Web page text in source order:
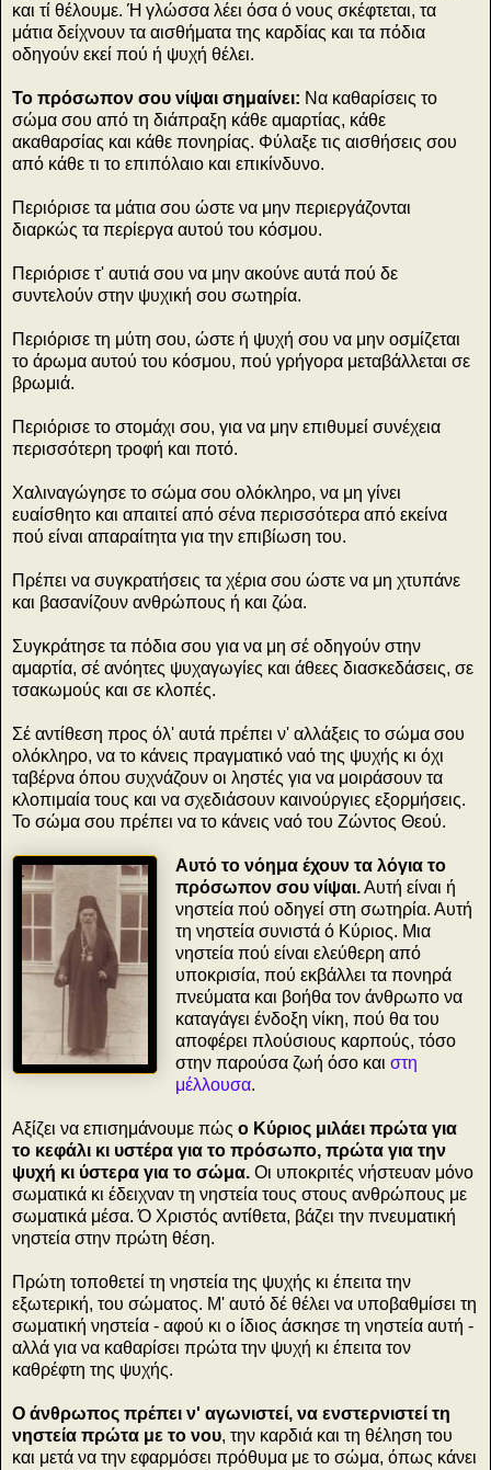
και τί θέλουμε. Ή γλώσσα λέει όσα ό νους σκέφτεται, τα
μάτια δείχνουν τα αισθήματα της καρδίας και τα πόδια
οδηγούν εκεί πού ή ψυχή θέλει.
Το πρόσωπον σου νίψαι σημαίνει: Να καθαρίσεις το
σώμα σου από τη διάπραξη κάθε αμαρτίας, κάθε
ακαθαρσίας και κάθε πονηρίας. Φύλαξε τις αισθήσεις σου
από κάθε τι το επιπόλαιο και επικίνδυνο.
Περιόρισε τα μάτια σου ώστε να μην περιεργάζονται
διαρκώς τα περίεργα αυτού του κόσμου.
Περιόρισε τ' αυτιά σου να μην ακούνε αυτά πού δε
συντελούν στην ψυχική σου σωτηρία.
Περιόρισε τη μύτη σου, ώστε ή ψυχή σου να μην οσμίζεται
το άρωμα αυτού του κόσμου, πού γρήγορα μεταβάλλεται σε
βρωμιά.
Περιόρισε το στομάχι σου, για να μην επιθυμεί συνέχεια
περισσότερη τροφή και ποτό.
Χαλιναγώγησε το σώμα σου ολόκληρο, να μη γίνει
ευαίσθητο και απαιτεί από σένα περισσότερα από εκείνα
πού είναι απαραίτητα για την επιβίωση του.
Πρέπει να συγκρατήσεις τα χέρια σου ώστε να μη χτυπάνε
και βασανίζουν ανθρώπους ή και ζώα.
Συγκράτησε τα πόδια σου για να μη σέ οδηγούν στην
αμαρτία, σέ ανόητες ψυχαγωγίες και άθεες διασκεδάσεις, σε
τσακωμούς και σε κλοπές.
Σέ αντίθεση προς όλ' αυτά πρέπει ν' αλλάξεις το σώμα σου
ολόκληρο, να το κάνεις πραγματικό ναό της ψυχής κι όχι
ταβέρνα όπου συχνάζουν οι ληστές για να μοιράσουν τα
κλοπιμαία τους και να σχεδιάσουν καινούργιες εξορμήσεις.
Το σώμα σου πρέπει να το κάνεις ναό του Ζώντος Θεού.
Αυτό το νόημα έχουν τα λόγια το
πρόσωπον σου νίψαι.Αυτή είναι ή
νηστεία πού οδηγεί στη σωτηρία. Αυτή
τη νηστεία συνιστά ό Κύριος. Μια
νηστεία πού είναι ελεύθερη από
υποκρισία, πού εκβάλλει τα πονηρά
πνεύματα και βοήθα τον άνθρωπο να
καταγάγει ένδοξη νίκη, πού θα του
αποφέρει πλούσιους καρπούς, τόσο
στην παρούσα ζωή όσο και στη
μέλλουσα.
Αξίζει να επισημάνουμε πώς ο Κύριος μιλάει πρώτα για
το κεφάλι κι υστέρα για το πρόσωπο, πρώτα για την
ψυχή κι ύστερα για το σώμα. Οι υποκριτές νήστευαν μόνο
σωματικά κι έδειχναν τη νηστεία τους στους ανθρώπους με
σωματικά μέσα. Ό Χριστός αντίθετα, βάζει την πνευματική
νηστεία στην πρώτη θέση.
Πρώτη τοποθετεί τη νηστεία της ψυχής κι έπειτα την
εξωτερική, του σώματος. Μ' αυτό δέ θέλει να υποβαθμίσει τη
σωματική νηστεία - αφού κι ο ίδιος άσκησε τη νηστεία αυτή -
αλλά για να καθαρίσει πρώτα την ψυχή κι έπειτα τον
καθρέφτη της ψυχής.
Ο άνθρωπος πρέπει ν' αγωνιστεί, να ενστερνιστεί τη
νηστεία πρώτα με το νου, την καρδιά και τη θέληση του
και μετά να την εφαρμόσει πρόθυμα με το σώμα, όπως κάνει